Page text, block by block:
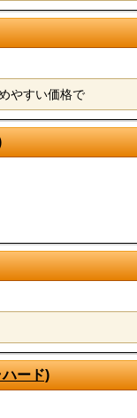
やすい価格で
ード)